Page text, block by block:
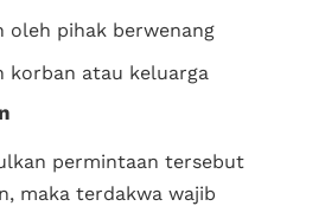
oleh pihak berwenang
korban atau keluarga
permintaan tersebut
maka terdakwa wajib